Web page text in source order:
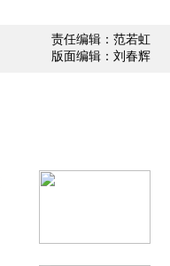
责任编辑：范若虹
版面编辑：刘春辉